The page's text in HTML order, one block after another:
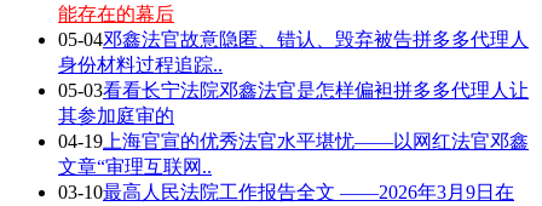
能存在的幕后
05-04邓鑫法官故意隐匿、错认、毁弃被告拼多多代理人
身份材料过程追踪..
05-03看看长宁法院邓鑫法官是怎样偏袒拼多多代理人让
其参加庭审的
04-19 上海官宣的优秀法官水平堪忧——以网红法官邓鑫
文章“审理互联网..
03-10最高人民法院工作报告全文 ——2026年3月9日在